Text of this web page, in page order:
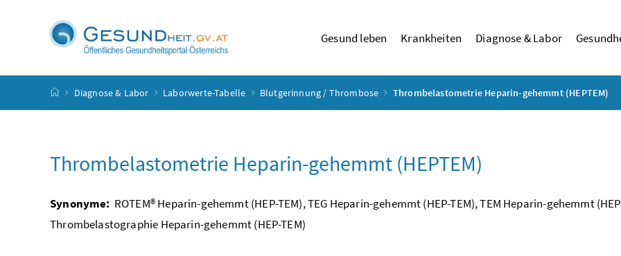
Gesund leben Krankheiten Diagnose & Labor
Startseite
Diagnose & Labor Laborwerte-Tabelle Blutgerinnung / Thrombose Thrombelastometrie Heparin-gehemmt (HEPTEM)
Thrombelastometrie Heparin-gehemmt (HEPTEM)
Synonyme: ROTEM® Heparin-gehemmt (HEP-TEM), TEG Heparin-gehemmt (HEP-TEM), TEM Heparin-gehemmt
Thrombelastographie Heparin-gehemmt (HEP-TEM)